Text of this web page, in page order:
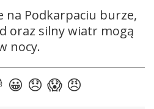
na Podkarpaciu burze,
oraz silny wiatr mogą
nocy.